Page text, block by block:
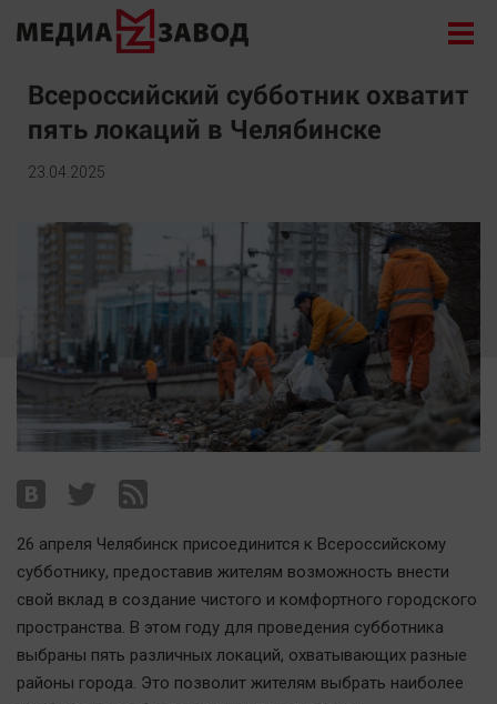
Новости
Экономика
Происшествия
Политика
Культура
Спорт
Курилка
Поиск
Общество
Политика
Происшествия
Здоровье
Всероссийский субботник охватит
пять локаций в Челябинске
23.04.2025
26 апреля Челябинск присоединится к Всероссийскому
субботнику, предоставив жителям возможность внести
свой вклад в создание чистого и комфортного городского
пространства. В этом году для проведения субботника
выбраны пять различных локаций, охватывающих разные
районы города. Это позволит жителям выбрать наиболее